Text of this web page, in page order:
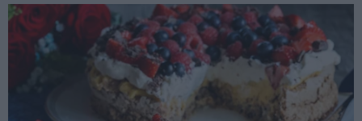
Hopp
hovedinnhold